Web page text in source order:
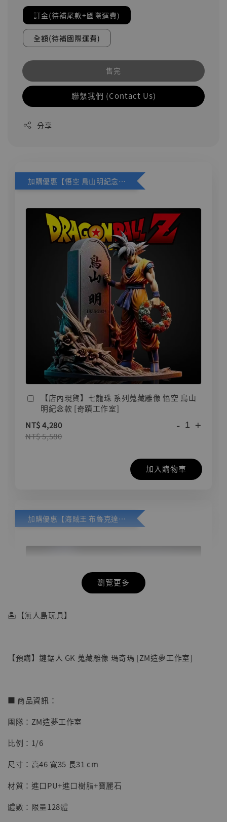
訂金(待補尾款+國際運費)
全額(待補國際運費)
售完
聯繫我們 (Contact Us)
分享
加購優惠【悟空 鳥山明紀念款 [奇蹟工作室]】
【店內現貨】七龍珠 系列蒐藏雕像 悟空 鳥山
明紀念款 [奇蹟工作室]
NT$ 4,280
NT$ 5,580
- +
加入購物車
加購優惠【海賊王 布魯克達摩 [7STARS Studio]】
摩 [7STARS Studio]
NT$ 1,500
瀏覽更多
🏝【無人島玩具】
【預購】鏈鋸人 GK 蒐藏雕像 瑪奇瑪 [ZM造夢工作室]
■ 商品資訊：
團隊：ZM造夢工作室
比例：1/6
尺寸：高46 寬35 長31 cm
材質：進口PU+進口樹脂+寶麗石
體數：限量128體